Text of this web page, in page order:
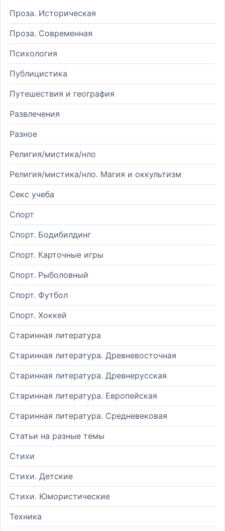
Проза. Историческая
Проза. Современная
Психология
Публицистика
Путешествия и география
Развлечения
Разное
Религия/мистика/нло
Религия/мистика/нло. Магия и оккультизм
Секс учеба
Спорт
Спорт. Бодибилдинг
Спорт. Карточные игры
Спорт. Рыболовный
Спорт. Футбол
Спорт. Хоккей
Старинная литература
Старинная литература. Древневосточная
Старинная литература. Древнерусская
Старинная литература. Европейская
Старинная литература. Средневековая
Статьи на разные темы
Стихи
Стихи. Детские
Стихи. Юмористические
Техника